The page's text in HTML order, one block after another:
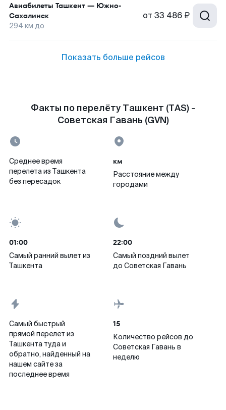
Авиабилеты Ташкент — Южно-
Сахалинск
294 км до
от 33 486 ₽
Показать больше рейсов
Факты по перелёту Ташкент (TAS) -
Советская Гавань (GVN)
Среднее время
перелета из Ташкента
без пересадок
км
Расстояние между
городами
01:00
Самый ранний вылет из
Ташкента
22:00
Самый поздний вылет
до Советская Гавань
Самый быстрый
прямой перелет из
Ташкента туда и
обратно, найденный на
нашем сайте за
последнее время
15
Количество рейсов до
Советская Гавань в
неделю